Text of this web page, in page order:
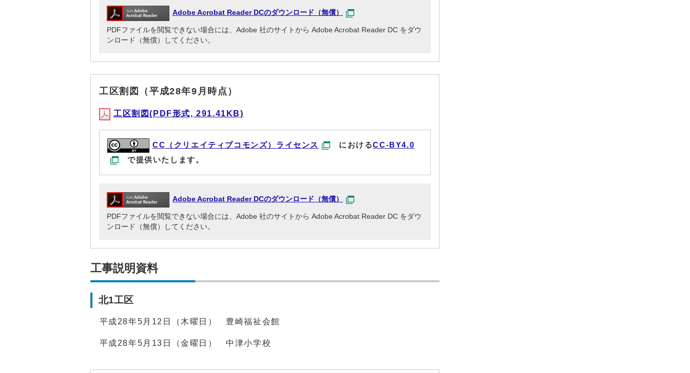
Adobe Acrobat Reader DCのダウンロード（無償）
PDFファイルを閲覧できない場合には、Adobe 社のサイトから Adobe Acrobat Reader DC をダウ
ンロード（無償）してください。
工区割図（平成28年9月時点）
工区割図(PDF形式, 291.41KB)
CC（クリエイティブコモンズ）ライセンス におけるCC-BY4.0
で提供いたします。
Adobe Acrobat Reader DCのダウンロード（無償）
PDFファイルを閲覧できない場合には、Adobe 社のサイトから Adobe Acrobat Reader DC をダウ
ンロード（無償）してください。
工事説明資料
北1工区
平成28年5月12日（木曜日） 豊崎福祉会館
平成28年5月13日（金曜日） 中津小学校